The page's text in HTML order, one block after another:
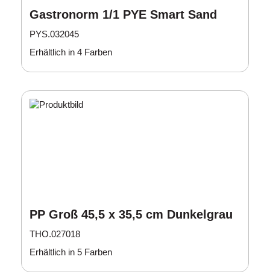
Gastronorm 1/1 PYE Smart Sand
PYS.032045
Erhältlich in 4 Farben
PP Groß 45,5 x 35,5 cm Dunkelgrau
THO.027018
Erhältlich in 5 Farben